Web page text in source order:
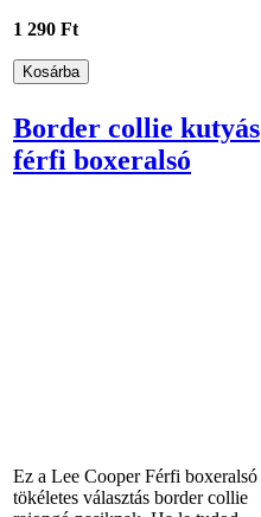
1 290 Ft
Border collie kutyás
férfi boxeralsó
Ez a Lee Cooper Férfi boxeralsó
tökéletes választás border collie